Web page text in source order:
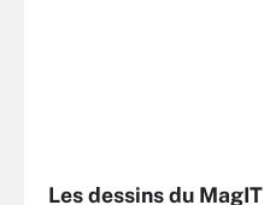
Les dessins du MagIT